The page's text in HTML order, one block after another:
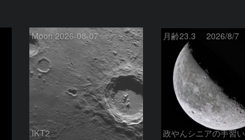
Moon 2026-08-07
IKT2
月齢23.3 2026/8/7
政やんシニアの手習い